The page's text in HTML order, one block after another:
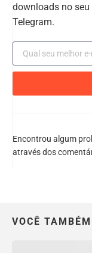
downloads no
Telegram.
Encontrou algum
através dos
VOCÊ